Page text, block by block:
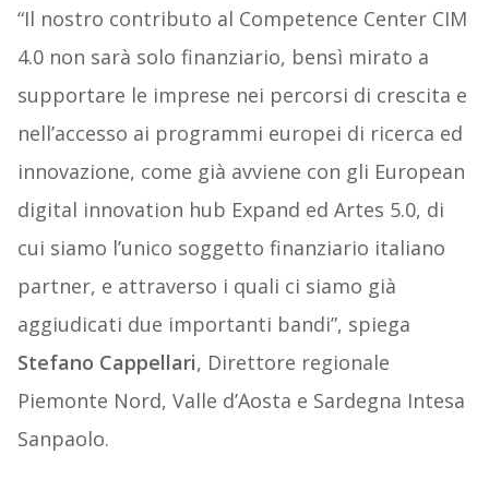
“Il nostro contributo al Competence Center CIM
4.0 non sarà solo finanziario, bensì mirato a
supportare le imprese nei percorsi di crescita e
nell’accesso ai programmi europei di ricerca ed
innovazione, come già avviene con gli European
digital innovation hub Expand ed Artes 5.0, di
cui siamo l’unico soggetto finanziario italiano
partner, e attraverso i quali ci siamo già
aggiudicati due importanti bandi”, spiega
Stefano Cappellari, Direttore regionale
Piemonte Nord, Valle d’Aosta e Sardegna Intesa
Sanpaolo.